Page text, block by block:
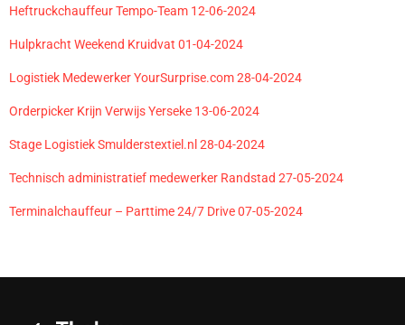
Heftruckchauffeur Tempo-Team 12-06-2024
Hulpkracht Weekend Kruidvat 01-04-2024
Logistiek Medewerker YourSurprise.com 28-04-2024
Orderpicker Krijn Verwijs Yerseke 13-06-2024
Stage Logistiek Smulderstextiel.nl 28-04-2024
Technisch administratief medewerker Randstad 27-05-2024
Terminalchauffeur – Parttime 24/7 Drive 07-05-2024